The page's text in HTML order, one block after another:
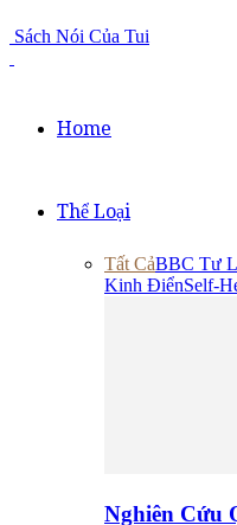
Sách Nói Của Tui
Home
Thể Loại
Tất CảBBC Tư
Kinh ĐiểnSelf-
Nghiên Cứu